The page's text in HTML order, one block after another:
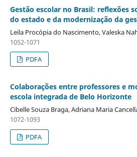
Gestão escolar no Brasil: reflexões
do estado e da modernização da
Leila Procópia do Nascimento, Valeska
1052-1071
PDFA
Colaborações entre professores e
escola integrada de Belo Horizonte
Cibelle Souza Braga, Adriana Maria
1072-1093
PDFA